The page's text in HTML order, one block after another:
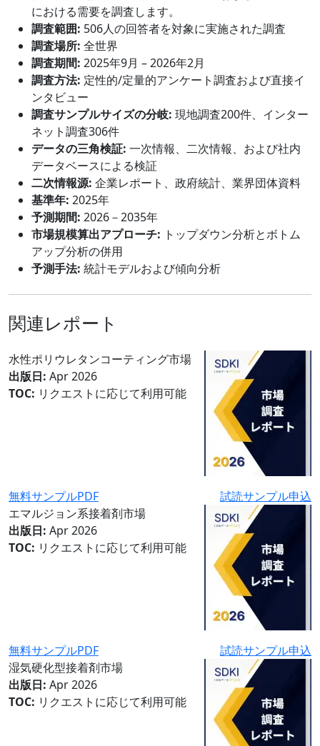
における需要を調査します。
調査範囲: 506人の回答者を対象に実施された調査
調査場所: 全世界
調査期間: 2025年9月 – 2026年2月
調査方法: 定性的/定量的アンケート調査および直接イ
ンタビュー
調査サンプルサイズの分岐: 現地調査200件、インター
ネット調査306件
データの三角検証: 一次情報、二次情報、および社内
データベースによる検証
二次情報源: 企業レポート、政府統計、業界団体資料
基準年: 2025年
予測期間: 2026－2035年
市場規模算出アプローチ: トップダウン分析とボトム
アップ分析の併用
予測手法: 統計モデルおよび傾向分析
関連レポート
水性ポリウレタンコーティング市場
出版日: Apr 2026
TOC: リクエストに応じて利用可能
無料サンプルPDF
試読サンプル申込
エマルジョン系接着剤市場
出版日: Apr 2026
TOC: リクエストに応じて利用可能
無料サンプルPDF
試読サンプル申込
湿気硬化型接着剤市場
出版日: Apr 2026
TOC: リクエストに応じて利用可能